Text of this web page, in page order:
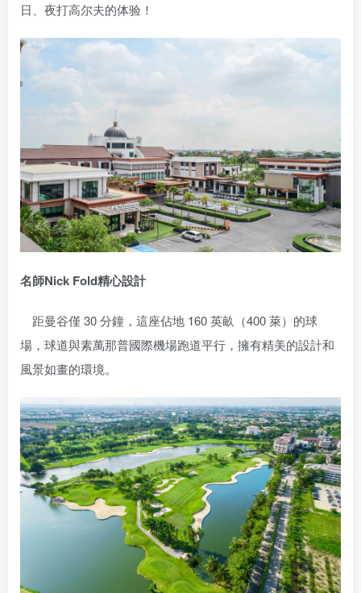
日、夜打高尔夫的体验！
名師Nick Fold精心設計
距曼谷僅 30 分鐘，這座佔地 160 英畝（400 萊）的球
場，球道與素萬那普國際機場跑道平行，擁有精美的設計和
風景如畫的環境。